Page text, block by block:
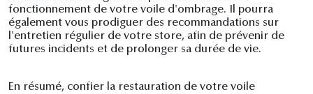
fonctionnement de votre voile d'ombrage. Il pourra
également vous prodiguer des recommandations sur
l'entretien régulier de votre store, afin de prévenir de
futures incidents et de prolonger sa durée de vie.
En résumé, confier la restauration de votre voile